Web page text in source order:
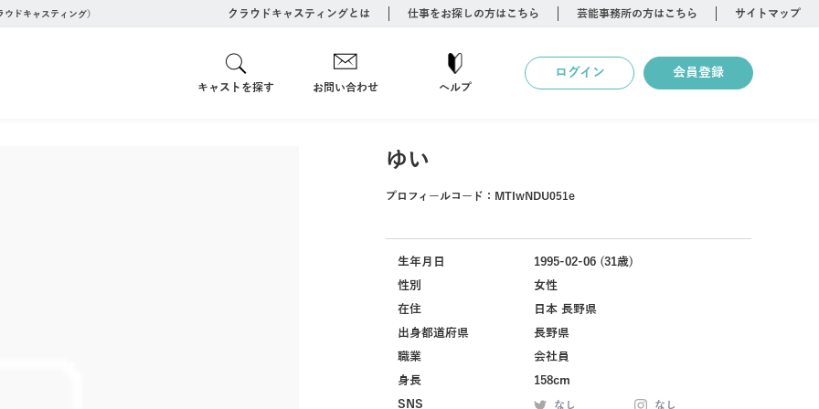
ドキャスティング） クラウドキャスティングとは 仕事をお探しの方はこちら 芸能事務所の方はこちら サイトマップ
キャストを探す お問い合わせ ヘルプ
ログイン 会員登録
ゆい
プロフィールコード： MTIwNDU051e
生年月日
1995-02-06 (31歳)
性別
女性
在住
日本 長野県
出身都道府県
長野県
職業
会社員
身長
158cm
SNS
なし なし